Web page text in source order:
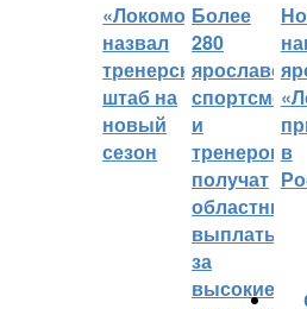
«Локомотив»
назвал
тренерский
штаб на
новый
сезон
Более
280
и
тренеров
получат
областные
выплаты
за
высокие
в